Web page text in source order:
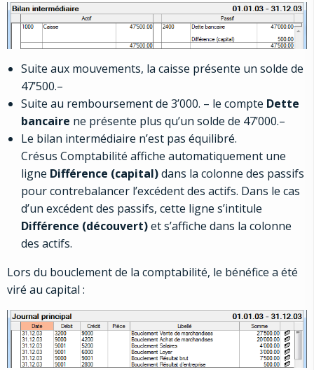
Suite aux mouvements, la caisse présente un solde de
47’500.–
Suite au remboursement de 3’000. – le compte Dette
bancaire ne présente plus qu’un solde de 47’000.–
Le bilan intermédiaire n’est pas équilibré.
Crésus Comptabilité affiche automatiquement une
ligne Différence (capital)dans la colonne des passifs
pour contrebalancer l’excédent des actifs. Dans le cas
d’un excédent des passifs, cette ligne s’intitule
Différence (découvert)et s’affiche dans la colonne
des actifs.
Lors du bouclement de la comptabilité, le bénéfice a été
viré au capital :